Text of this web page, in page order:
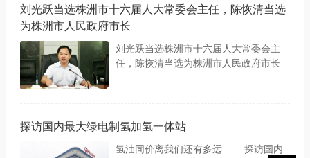
刘光跃当选株洲市十六届人大常委会主任，陈恢清当选
为株洲市人民政府市长
刘光跃当选株洲市十六届人大常委会主
任，陈恢清当选为株洲市人民政府市长
探访国内最大绿电制氢加氢一体站
氢油同价离我们还有多远 ——探访国内